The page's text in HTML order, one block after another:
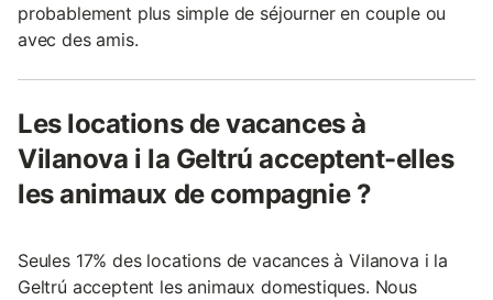
probablement plus simple de séjourner en couple ou
avec des amis.
Les locations de vacances à
Vilanova i la Geltrú acceptent-elles
les animaux de compagnie ?
Seules 17% des locations de vacances à Vilanova i la
Geltrú acceptent les animaux domestiques. Nous